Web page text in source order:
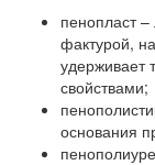
пенопласт–
фактурой,
удерживает
свойствами;
основания